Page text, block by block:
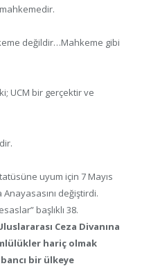
değildir…Mahkeme gibi
UCM bir gerçektir ve
uyum için 7 Mayıs
değiştirdi.
başlıklı 38.
Ceza Divanına
hariç olmak
bir ülkeye